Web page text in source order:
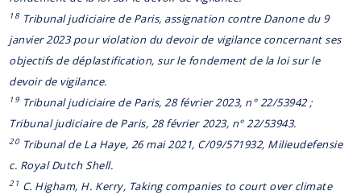
18Tribunal judiciaire de Paris, assignation contre Danone du 9
janvier 2023 pour violation du devoir de vigilance concernant ses
objectifs de déplastification, sur le fondement de la loi sur le
devoir de vigilance.
19Tribunal judiciaire de Paris, 28 février 2023, n° 22/53942 ;
Tribunal judiciaire de Paris, 28 février 2023, n° 22/53943.
20Tribunal de La Haye, 26 mai 2021, C/09/571932, Milieudefensie
c. Royal Dutch Shell.
21 C. Higham, H. Kerry, Taking companies to court over climate